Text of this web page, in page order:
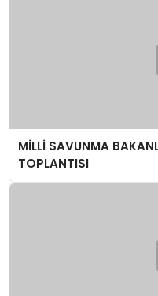
MİLLİ SAVUNMA
TOPLANTISI